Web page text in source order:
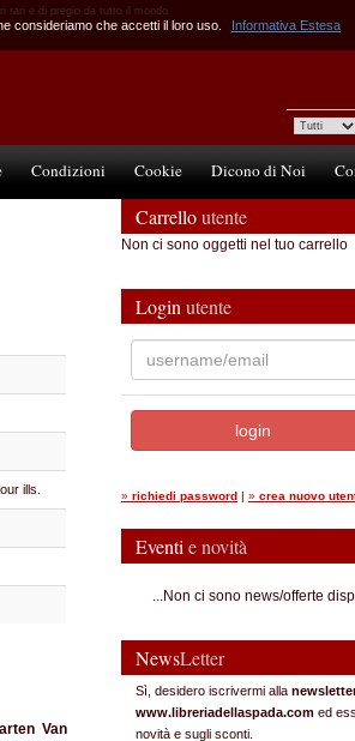
rari e di pregio da tutto il mondo
Condizioni Cookie Dicono di Noi
ills.
Van
Carrelloutente
Non ci sono oggetti nel tuo carrello
Login utente
» richiedi password | » crea nuovo
Eventi e novità
...Non ci sono news/offerte
NewsLetter
Sì, desidero iscrivermi alla
www.libreriadellaspada.com ed
novità e sugli sconti.
consideriamo che accetti il loro uso. Informativa Estesa